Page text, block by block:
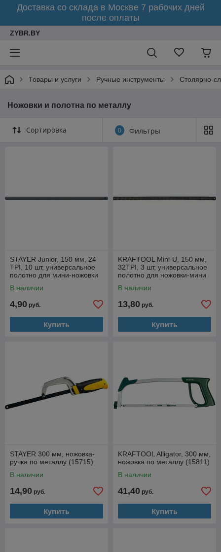
Доставка со склада в Москве 7 рабочих дней
после оплаты
ZYBR.BY
Товары и услуги Ручные инструменты Столярно-
Ножовки и полотна по металлу
Сортировка 0 Фильтры
STAYER Junior, 150 мм, 24
TPI, 10 шт, универсальное
полотно для мини-ножовки
В наличии
4,90 руб.
Купить
KRAFTOOL Mini-U, 150 мм,
32TPI, 3 шт, универсальное
полотно для ножовки-мини
В наличии
13,80 руб.
Купить
STAYER 300 мм, ножовка-
ручка по металлу (15715)
В наличии
14,90 руб.
Купить
KRAFTOOL Alligator, 300 мм,
ножовка по металлу (15811)
В наличии
41,40 руб.
Купить